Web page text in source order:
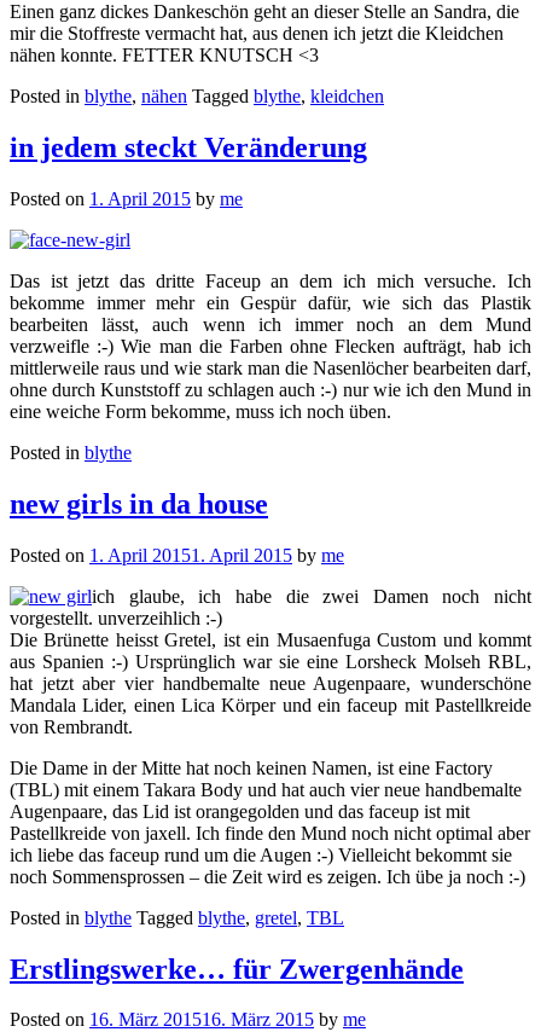
Einen ganz dickes Dankeschön geht an dieser Stelle an Sandra, die
mir die Stoffreste vermacht hat, aus denen ich jetzt die Kleidchen
nähen konnte. FETTER KNUTSCH <3
Posted in blythe, nähen Tagged blythe, kleidchen
in jedem steckt Veränderung
Posted on 1. April 2015 by me
Das ist jetzt das dritte Faceup an dem ich mich versuche. Ich
bekomme immer mehr ein Gespür dafür, wie sich das Plastik
bearbeiten lässt, auch wenn ich immer noch an dem Mund
verzweifle :-) Wie man die Farben ohne Flecken aufträgt, hab ich
mittlerweile raus und wie stark man die Nasenlöcher bearbeiten darf,
ohne durch Kunststoff zu schlagen auch :-) nur wie ich den Mund in
eine weiche Form bekomme, muss ich noch üben.
Posted in blythe
new girls in da house
Posted on 1. April 20151. April 2015 by me
ich glaube, ich habe die zwei Damen noch nicht
vorgestellt. unverzeihlich :-)
Die Brünette heisst Gretel, ist ein Musaenfuga Custom und kommt
aus Spanien :-) Ursprünglich war sie eine Lorsheck Molseh RBL,
hat jetzt aber vier handbemalte neue Augenpaare, wunderschöne
Mandala Lider, einen Lica Körper und ein faceup mit Pastellkreide
von Rembrandt.
Die Dame in der Mitte hat noch keinen Namen, ist eine Factory
(TBL) mit einem Takara Body und hat auch vier neue handbemalte
Augenpaare, das Lid ist orangegolden und das faceup ist mit
Pastellkreide von jaxell. Ich finde den Mund noch nicht optimal aber
ich liebe das faceup rund um die Augen :-) Vielleicht bekommt sie
noch Sommensprossen – die Zeit wird es zeigen. Ich übe ja noch :-)
Posted in blythe Tagged blythe, gretel, TBL
Erstlingswerke… für Zwergenhände
Posted on 16. März 201516. März 2015 by me